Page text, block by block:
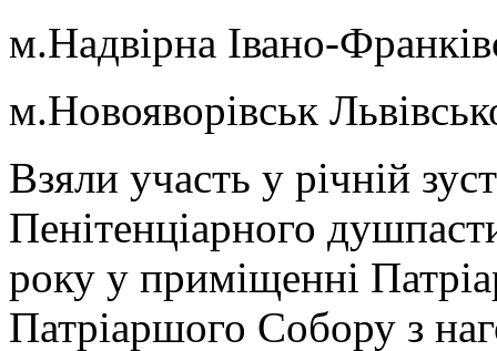
м.Надвірна Івано-
м.Новояворівськ
Взяли участь у річній
Пенітенціарного
року у приміщенні
Патріаршого Собору з